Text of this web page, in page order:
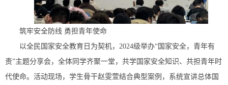
筑牢安全防线 勇担青年使命
以全民国家安全教育日为契机，2024级举办“国家安全，青年有
责”主题分享会，全体同学齐聚一堂，共学国家安全知识、共担青年时
代使命。活动现场，学生骨干赵雯萱结合典型案例，系统宣讲总体国